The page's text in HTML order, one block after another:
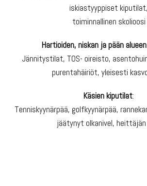
iskiastyyppiset kiputilat,
toiminnallinen skolioosi
Hartioiden, niskan ja pään
Jännitystilat, TOS- oireisto,
purentahäiriöt, yleisesti
Käsien kiputilat:
Tenniskyynärpää, golfkyynärpää,
jäätynyt olkanivel,